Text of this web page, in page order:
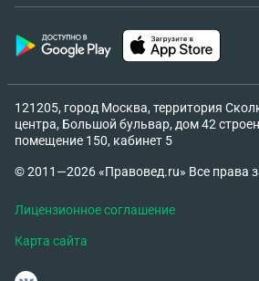
121205, город Москва, территория
центра, Большой бульвар, дом 42
помещение 150, кабинет 5
© 2011—2026 «Правовед.ru» Все права
Лицензионное соглашение
Карта сайта